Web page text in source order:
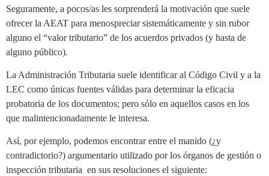
Seguramente, a pocos/as les sorprenderá la motivación que suele
ofrecer la AEAT para menospreciar sistemáticamente y sin rubor
alguno el “valor tributario” de los acuerdos privados (y hasta de
alguno público).
La Administración Tributaria suele identificar al Código Civil y a la
LEC como únicas fuentes válidas para determinar la eficacia
probatoria de los documentos; pero sólo en aquellos casos en los
que malintencionadamente le interesa.
Así, por ejemplo, podemos encontrar entre el manido (¿y
contradictorio?) argumentario utilizado por los órganos de gestión o
inspección tributaria en sus resoluciones el siguiente: